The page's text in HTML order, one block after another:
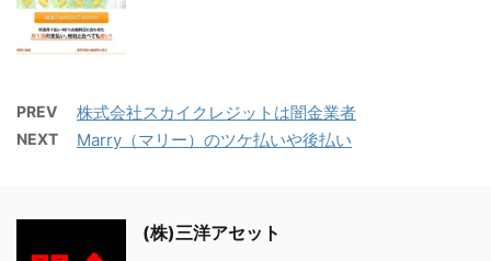
PREV 株式会社スカイクレジットは闇金業者
NEXT Marry（マリー）のツケ払いや後払い
(株)三洋アセット